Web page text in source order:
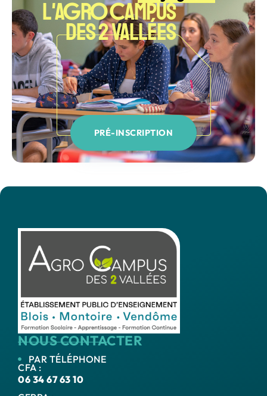
L'AGROCAMPUS
DES 2 VALLÉES
PRÉ-INSCRIPTION
NOUS CONTACTER
PAR TÉLÉPHONE
CFA :
06 34 67 63 10